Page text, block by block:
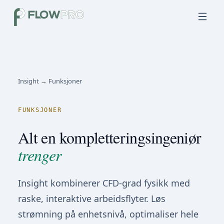
Insight → Funksjoner
FUNKSJONER
Alt en kompletteringsingeniør
trenger
Insight kombinerer CFD-grad fysikk med
raske, interaktive arbeidsflyter. Løs
strømning på enhetsnivå, optimaliser hele